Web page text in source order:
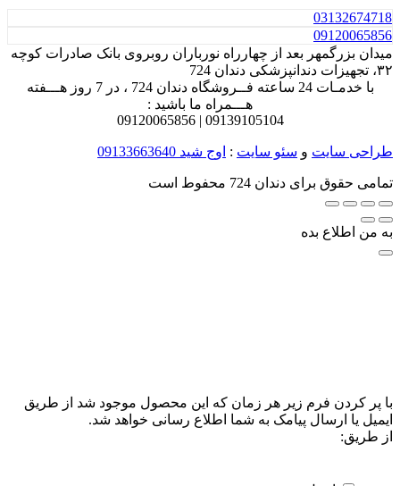
03132674718
09120065856
میدان بزرگمهر بعد از چهارراه نورباران روبروی بانک صادرات کوچه
۳۲، تجهیزات دندانپزشکی دندان 724
با خدمـات 24 ساعته فــروشگاه دندان 724 ، در 7 روز هـــفته
هـــمراه ما باشید :
09139105104 |
09120065856
طراحی سایت و سئو سایت : اوج شید 09133663640
تمامی حقوق برای دندان 724 محفوط است
به من اطلاع بده
با پر کردن فرم زیر هر زمان که این محصول موجود شد از طریق
ایمیل یا ارسال پیامک به شما اطلاع رسانی خواهد شد.
از طریق: